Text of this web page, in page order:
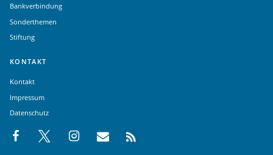
Bankverbindung
Sonderthemen
Stiftung
KONTAKT
Kontakt
Impressum
Datenschutz